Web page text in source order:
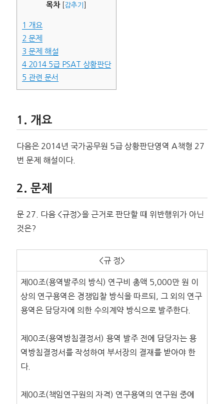
목차 감추기
1 개요
2 문제
3 문제 해설
42014 5급 PSAT 상황판단
5 관련 문서
개요
다음은 2014년 국가공무원 5급 상황판단영역 A책형 27
번 문제 해설이다.
문제
문 27. 다음 <규정>을 근거로 판단할 때 위반행위가 아닌
것은?
<규 정>
제00조(용역발주의 방식) 연구비 총액 5,000만 원 이
상의 연구용역은 경쟁입찰 방식을 따르되, 그 외의 연구
용역은 담당자에 의한 수의계약 방식으로 발주한다.
제00조(용역방침결정서) 용역 발주 전에 담당자는 용
역방침결정서를 작성하여 부서장의 결재를 받아야 한
다.
제00조(책임연구원의 자격) 연구용역의 연구원 중에